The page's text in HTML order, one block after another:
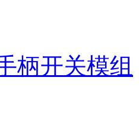
柄开关模组